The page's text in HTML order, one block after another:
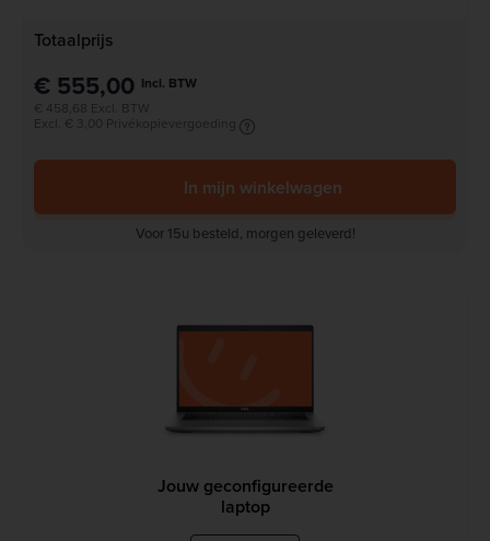
Totaalprijs
€ 555,00 Incl. BTW
€ 458,68 Excl. BTW
Excl. € 3,00 Privékopievergoeding
In mijn winkelwagen
Voor 15u besteld, morgen geleverd!
Jouw geconfigureerde
laptop